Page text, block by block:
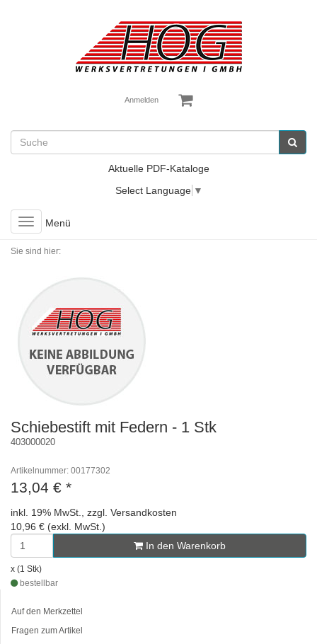
Anmelden
Aktuelle PDF-Kataloge
Select Language ▼
Toggle
navigation
Menü
Sie sind hier:
Schiebestift mit Federn - 1 Stk
403000020
Artikelnummer: 00177302
13,04 € *
inkl. 19% MwSt., zzgl. Versandkosten
10,96 € (exkl. MwSt.)
In den Warenkorb
x (1 Stk)
bestellbar
Auf den Merkzettel
Fragen zum Artikel